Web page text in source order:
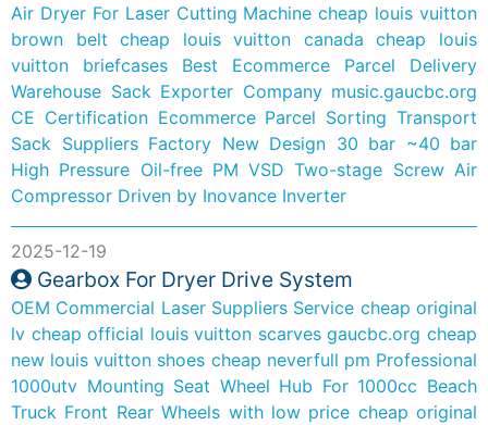
Air Dryer For Laser Cutting Machine cheap louis vuitton
brown belt
cheap louis vuitton canada
cheap louis
vuitton briefcases
Best Ecommerce Parcel Delivery
Warehouse Sack Exporter Company music.gaucbc.org
CE Certification Ecommerce Parcel Sorting Transport
Sack Suppliers Factory New Design 30 bar ~40 bar
High Pressure Oil-free PM VSD Two-stage Screw Air
Compressor Driven by Inovance Inverter
2025-12-19
Gearbox For Dryer Drive System
OEM Commercial Laser Suppliers Service cheap original
lv cheap official louis vuitton scarves gaucbc.org cheap
new louis vuitton shoes cheap neverfull pm Professional
1000utv Mounting Seat Wheel Hub For 1000cc Beach
Truck Front Rear Wheels with low price cheap original